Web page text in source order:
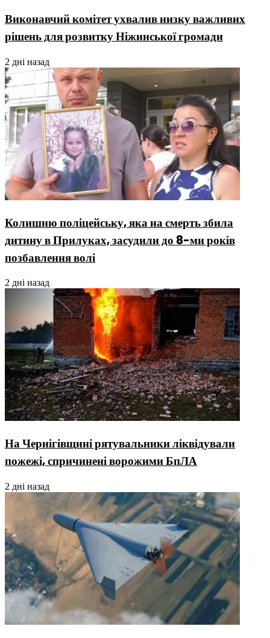
Виконавчий комітет ухвалив низку важливих
рішень для розвитку Ніжинської громади
2 дні назад
Колишню поліцейську, яка на смерть збила
дитину в Прилуках, засудили до 8-ми років
позбавлення волі
2 дні назад
На Чернігівщині рятувальники ліквідували
пожежі, спричинені ворожими БпЛА
2 дні назад